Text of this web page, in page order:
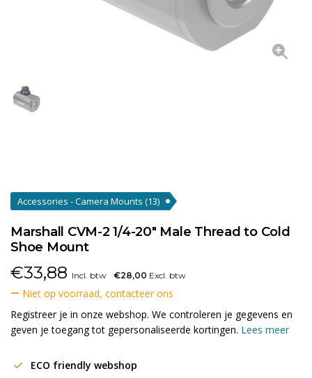
Accessories - Camera Mounts (13)
Marshall CVM-2 1/4-20" Male Thread to Cold
Shoe Mount
€33,88 Incl. btw €28,00 Excl. btw
Niet op voorraad, contacteer ons
Registreer je in onze webshop. We controleren je gegevens en
geven je toegang tot gepersonaliseerde kortingen. Lees meer
ECO friendly webshop